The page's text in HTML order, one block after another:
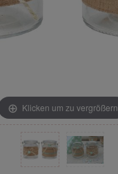
Klicken um zu vergrößern